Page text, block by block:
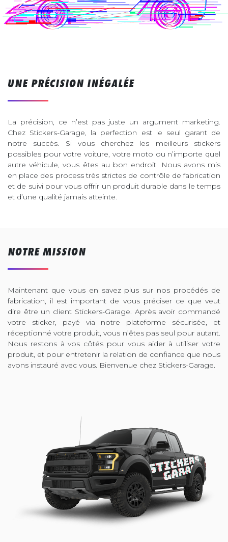
UNE PRÉCISION INÉGALÉE
La précision, ce n’est pas juste un argument marketing.
Chez Stickers-Garage, la perfection est le seul garant de
notre succès. Si vous cherchez les meilleurs stickers
possibles pour votre voiture, votre moto ou n’importe quel
autre véhicule, vous êtes au bon endroit. Nous avons mis
en place des process très strictes de contrôle de fabrication
et de suivi pour vous offrir un produit durable dans le temps
et d’une qualité jamais atteinte.
NOTRE MISSION
Maintenant que vous en savez plus sur nos procédés de
fabrication, il est important de vous préciser ce que veut
dire être un client Stickers-Garage. Après avoir commandé
votre sticker, payé via notre plateforme sécurisée, et
réceptionné votre produit, vous n’êtes pas seul pour autant.
Nous restons à vos côtés pour vous aider à utiliser votre
produit, et pour entretenir la relation de confiance que nous
avons instauré avec vous. Bienvenue chez Stickers-Garage.